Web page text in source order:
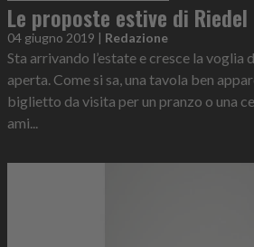
Le proposte estive di Riedel
04 giugno 2019 | Redazione
Sta arrivando l’estate e cresce la voglia
aperta. Come si sa, una tavola ben
biglietto da visita per un pranzo o una
ami...